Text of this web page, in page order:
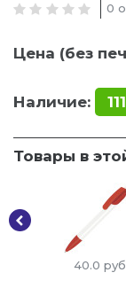
0
Цена (без
Наличие:
Товары в
40.0 руб